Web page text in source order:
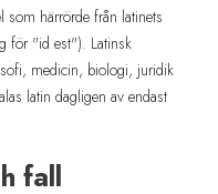
som härrörde från latinets
för "id est"). Latinsk
medicin, biologi, juridik
latin dagligen av endast
fall